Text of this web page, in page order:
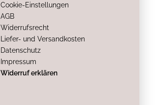
Cookie-Einstellungen
AGB
Widerrufsrecht
Liefer- und Versandkosten
Datenschutz
Impressum
Widerruf erklären